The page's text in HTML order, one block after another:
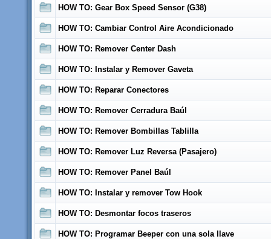
HOW TO: Gear Box Speed Sensor (G38)
HOW TO: Cambiar Control Aire Acondicionado
HOW TO: Remover Center Dash
HOW TO: Instalar y Remover Gaveta
HOW TO: Reparar Conectores
HOW TO: Remover Cerradura Baúl
HOW TO: Remover Bombillas Tablilla
HOW TO: Remover Luz Reversa (Pasajero)
HOW TO: Remover Panel Baúl
HOW TO: Instalar y remover Tow Hook
HOW TO: Desmontar focos traseros
HOW TO: Programar Beeper con una sola llave